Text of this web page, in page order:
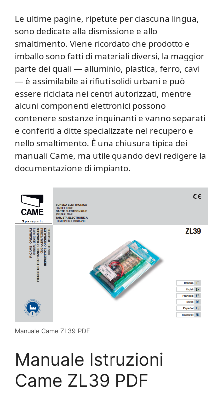
Le ultime pagine, ripetute per ciascuna lingua,
sono dedicate alla dismissione e allo
smaltimento. Viene ricordato che prodotto e
imballo sono fatti di materiali diversi, la maggior
parte dei quali — alluminio, plastica, ferro, cavi
— è assimilabile ai rifiuti solidi urbani e può
essere riciclata nei centri autorizzati, mentre
alcuni componenti elettronici possono
contenere sostanze inquinanti e vanno separati
e conferiti a ditte specializzate nel recupero e
nello smaltimento. È una chiusura tipica dei
manuali Came, ma utile quando devi redigere la
documentazione di impianto.
Manuale Came ZL39 PDF
Manuale Istruzioni
Came ZL39 PDF